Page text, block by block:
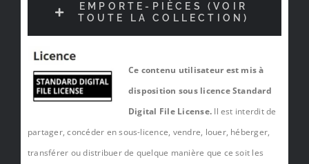
EMPORTE-PIÈCES (VOIR
TOUTE LA COLLECTION)
Ce contenu utilisateur est mis à
disposition sous licence Standard
Digital File License. Il est interdit de
partager, concéder en sous-licence, vendre, louer, héberger,
transférer ou distribuer de quelque manière que ce soit les